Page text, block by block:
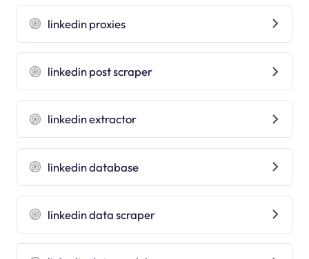
linkedin proxies
linkedin post scraper
linkedin extractor
linkedin database
linkedin data scraper